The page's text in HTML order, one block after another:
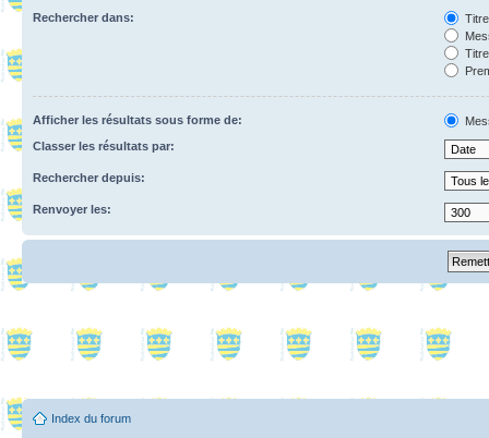
Rechercher dans:
Afficher les résultats sous forme de:
Classer les résultats par:
Rechercher depuis:
Renvoyer les:
Index du forum